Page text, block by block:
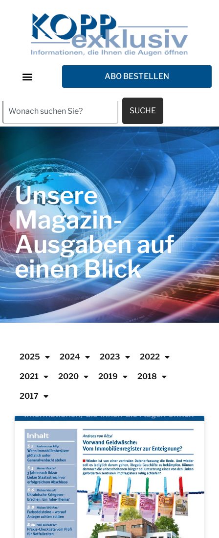
ABO BESTELLEN
SUCHE
Unsere
Magazin-
Ausgaben auf
einen Blick
2025 2024 2023 2022
2021 2020 2019 2018
2017